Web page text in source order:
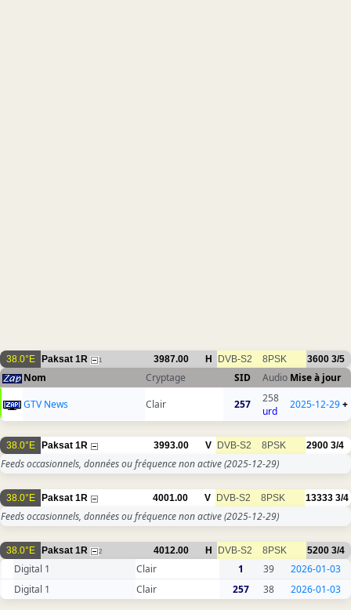
38.0°E Paksat 1R 1 3987.00 H DVB-S2 8PSK 3600 3/5
Nom Cryptage SID Audio Mise à jour
GTV News
Clair 257
258
urd
2025-12-29+
38.0°E Paksat 1R 3993.00 V DVB-S2 8PSK 2900 3/4
Feeds occasionnels, données ou fréquence non active(2025-12-29)
38.0°E Paksat 1R 4001.00 V DVB-S2 8PSK 13333 3/4
Feeds occasionnels, données ou fréquence non active(2025-12-29)
38.0°E Paksat 1R 2 4012.00 H DVB-S2 8PSK 5200 3/4
Digital 1 Clair 1 39
2026-01-03
Digital 1
Clair 257 38 2026-01-03